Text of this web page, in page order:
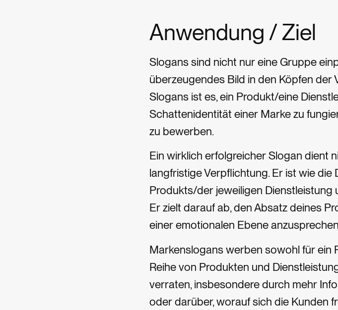
Anwendung / Ziel
Slogans sind nicht nur eine Gruppe
überzeugendes Bild in den Köpfen
Slogans ist es, ein Produkt/eine
Schattenidentität einer Marke zu
zu bewerben.
Ein wirklich erfolgreicher Slogan dient
langfristige Verpflichtung. Er ist wie
Produkts/der jeweiligen
Er zielt darauf ab, den Absatz deines
einer emotionalen Ebene
Markenslogans werben sowohl für ein
Reihe von Produkten und
verraten, insbesondere durch mehr
oder darüber, worauf sich die Kunden